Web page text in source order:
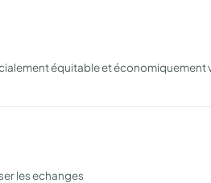
équitable et
les echanges